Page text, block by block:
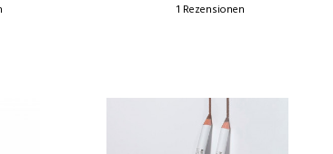
1 Rezensionen